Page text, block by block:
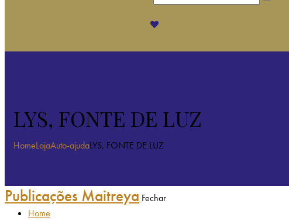
LYS, FONTE DE LUZ
HomeLojaAuto-ajudaLYS, FONTE DE LUZ
Publicações Maitreya Fechar
Home